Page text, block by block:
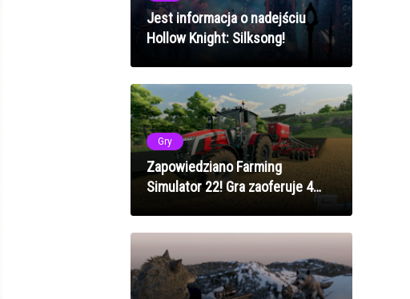
Jest informacja o nadejściu
Hollow Knight: Silksong!
Gry
Zapowiedziano Farming
Simulator 22! Gra zaoferuje 4